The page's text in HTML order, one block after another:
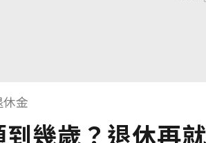
休金
幾歲？退休再